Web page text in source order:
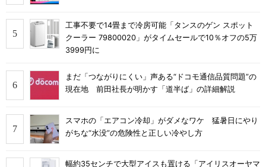
工事不要で14畳まで冷房可能「タンスのゲン スポット
クーラー 79800020」がタイムセールで10％オフの5万
3999円に
まだ「つながりにくい」声ある“ドコモ通信品質問題”の
現在地 前田社長が明かす「道半ば」の詳細解説
スマホの「エアコン冷却」がダメなワケ 猛暑日にやり
がちな“水没”の危険性と正しい冷やし方
幅約35センチで大型アイスも置ける「アイリスオーヤマ